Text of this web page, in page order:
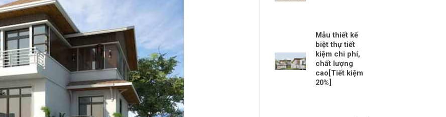
Mẫu thiết kế
biệt thự tiết
kiệm chi phí,
chất lượng
cao[Tiết kiệm
20%]